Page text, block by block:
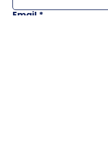
Email *